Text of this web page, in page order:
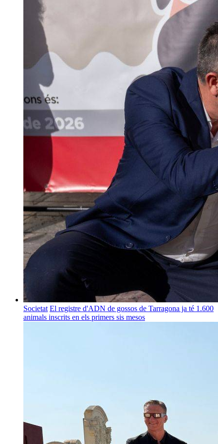
Societat El registre d'ADN de gossos de Tarragona ja té 1.600
animals inscrits en els primers sis mesos